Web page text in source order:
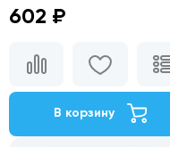
602 ₽
В корзину